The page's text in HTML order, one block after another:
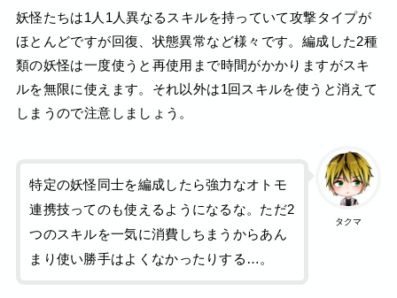
妖怪たちは1人1人異なるスキルを持っていて攻撃タイプが
ほとんどですが回復、状態異常など様々です。編成した2種
類の妖怪は一度使うと再使用まで時間がかかりますがスキ
ルを無限に使えます。それ以外は1回スキルを使うと消えて
しまうので注意しましょう。
タクマ
特定の妖怪同士を編成したら強力なオトモ
連携技ってのも使えるようになるな。ただ2
つのスキルを一気に消費しちまうからあん
まり使い勝手はよくなかったりする…。